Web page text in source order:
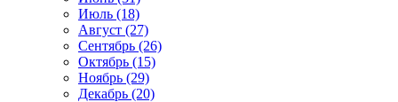
Июль (18)
Август (27)
Сентябрь (26)
Октябрь (15)
Ноябрь (29)
Декабрь (20)